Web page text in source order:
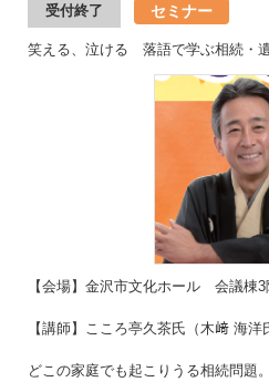
受付終了 セミナー
笑える、泣ける 落語で学ぶ相続・
【会場】金沢市文化ホール 会議棟
【講師】こころ亭久茶氏（木﨑 海
どこの家庭でも起こりうる相続問題